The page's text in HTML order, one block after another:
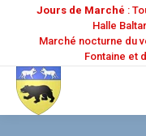
Jours de Marché :
Halle
Marché nocturne du
Fontaine et